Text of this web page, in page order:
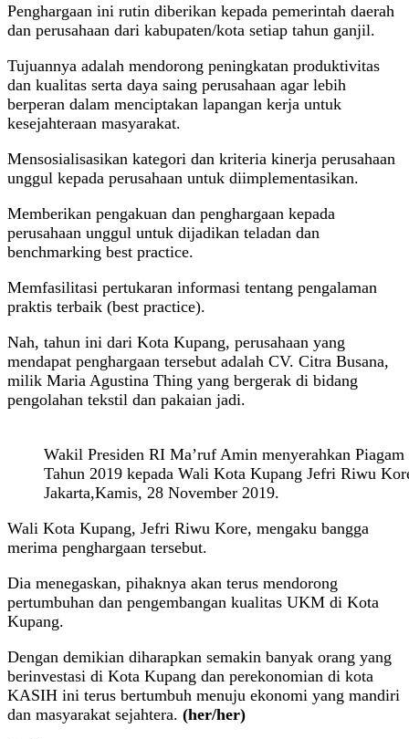
Penghargaan ini rutin diberikan kepada pemerintah daerah
dan perusahaan dari kabupaten/kota setiap tahun ganjil.
Tujuannya adalah mendorong peningkatan produktivitas
dan kualitas serta daya saing perusahaan agar lebih
berperan dalam menciptakan lapangan kerja untuk
kesejahteraan masyarakat.
Mensosialisasikan kategori dan kriteria kinerja perusahaan
unggul kepada perusahaan untuk diimplementasikan.
Memberikan pengakuan dan penghargaan kepada
perusahaan unggul untuk dijadikan teladan dan
benchmarking best practice.
Memfasilitasi pertukaran informasi tentang pengalaman
praktis terbaik (best practice).
Nah, tahun ini dari Kota Kupang, perusahaan yang
mendapat penghargaan tersebut adalah CV. Citra Busana,
milik Maria Agustina Thing yang bergerak di bidang
pengolahan tekstil dan pakaian jadi.
Wakil Presiden RI Ma’ruf Amin menyerahkan Piagam
Tahun 2019 kepada Wali Kota Kupang Jefri Riwu
Jakarta,Kamis, 28 November 2019.
Wali Kota Kupang, Jefri Riwu Kore, mengaku bangga
merima penghargaan tersebut.
Dia menegaskan, pihaknya akan terus mendorong
pertumbuhan dan pengembangan kualitas UKM di Kota
Kupang.
Dengan demikian diharapkan semakin banyak orang yang
berinvestasi di Kota Kupang dan perekonomian di kota
KASIH ini terus bertumbuh menuju ekonomi yang mandiri
dan masyarakat sejahtera. (her/her)